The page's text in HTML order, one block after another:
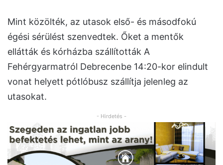
Mint közölték, az utasok első- és másodfokú
égési sérülést szenvedtek. Őket a mentők
ellátták és kórházba szállították A
Fehérgyarmatról Debrecenbe 14:20-kor elindult
vonat helyett pótlóbusz szállítja jelenleg az
utasokat.
- Hirdetés -